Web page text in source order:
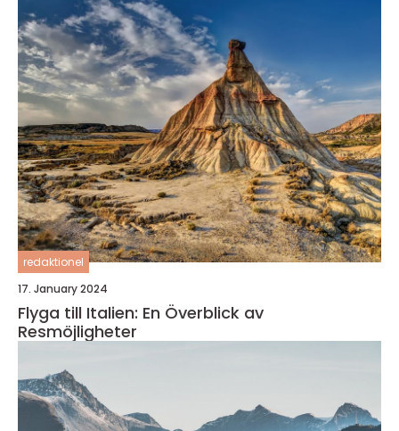
redaktionel
17. January 2024
Flyga till Italien: En Överblick av
Resmöjligheter